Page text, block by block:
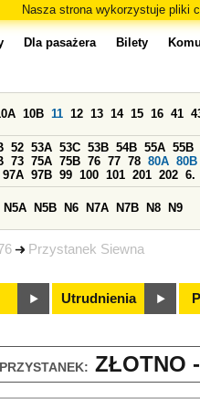
Nasza strona wykorzystuje pliki
Przystanek Siewna
Dla pasażera Bilety
10B 11 12 13 14 15 16 41
52 53A 53C 53B 54B 55A 55B
73 75A 75B 76 77 78 80A 80B
97A 97B 99 100 101 201 202 6.
N5A N5B N6 N7A N7B N8 N9
Utrudnienia
PRZYSTANEK: ZŁOTNO